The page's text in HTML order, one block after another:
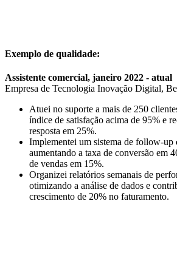
Exemplo de qualidade:
Assistente comercial, janeiro 2022 - atual
Empresa de Tecnologia Inovação Digital,
Atuei no suporte a mais de 250
índice de satisfação acima de 95% e
resposta em 25%.
Implementei um sistema de follow-up
aumentando a taxa de conversão em
de vendas em 15%.
Organizei relatórios semanais de
otimizando a análise de dados e
crescimento de 20% no faturamento.